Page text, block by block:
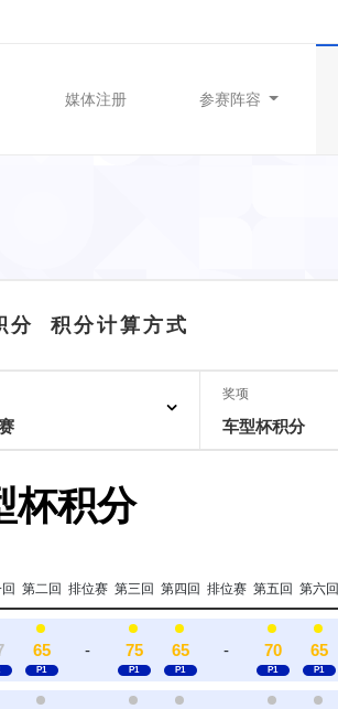
媒体注册 参赛阵容
分 积分计算方式
奖项
车型杯积分
杯积分
第二回 排位赛 第三回 第四回 排位赛 第五回 第六回
65 - 75 65 - 70 65